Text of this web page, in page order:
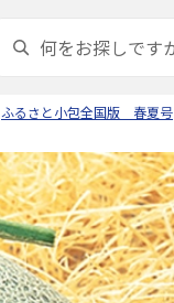
ふるさと小包全国版 春夏号